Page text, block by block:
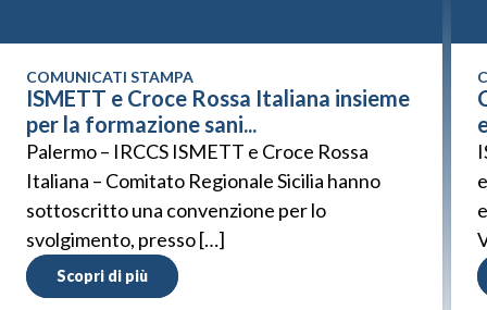
COMUNICATI STAMPA
ISMETT e Croce Rossa Italiana insieme
per la formazione sani...
Palermo – IRCCS ISMETT e Croce Rossa
Italiana – Comitato Regionale Sicilia hanno
sottoscritto una convenzione per lo
svolgimento, presso […]
Scopri di più